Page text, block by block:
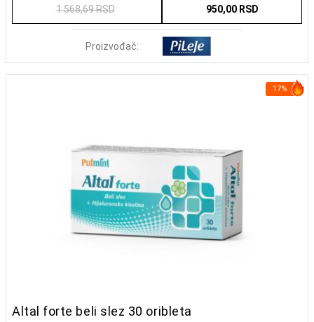
1.568,69 RSD 950,00 RSD
Proizvođač:
17%
Altal forte beli slez 30 oribleta